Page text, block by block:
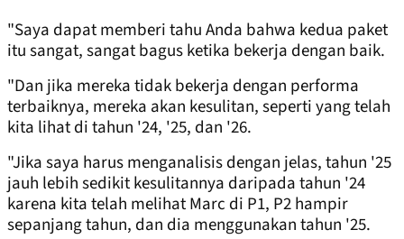
"Saya dapat memberi tahu Anda bahwa kedua paket
itu sangat, sangat bagus ketika bekerja dengan baik.
"Dan jika mereka tidak bekerja dengan performa
terbaiknya, mereka akan kesulitan, seperti yang telah
kita lihat di tahun '24, '25, dan '26.
"Jika saya harus menganalisis dengan jelas, tahun '25
jauh lebih sedikit kesulitannya daripada tahun '24
karena kita telah melihat Marc di P1, P2 hampir
sepanjang tahun, dan dia menggunakan tahun '25.